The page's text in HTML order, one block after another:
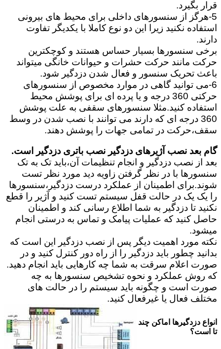
قرار بگیرد.
5-هرگز از سنسورهای داخلی برای محیط های بیرونی
استفاده نکنید زیرا این دو نوع کاملا با یکدیگر تفاوت
دارند.
برخی سنسورها بسیار حساس هستند و کوچکترین
حرکت مانند حرکت حشرات و حیوانات خانگی میتواند
باعث تحریک سنسور و فعال شدن دزدگیر شود.
6-می توانید گاهی در موارد مخصوص از سنسورهای
حرکتی 360 درجه و یا پرده ای برای پوشش محیط
استفاده کنید.مثلا سنسورهای سقفی به علت پوشش
360 درجه ای که دارند می توانند با نصب شدن در وسط
سقف،حرکت در تمامی جهات را پوشش دهند.
گام بعد نصب آژیرهای دزدگیر نصب باتری دزدگیر است.
بعد از نصب دزدگیر و انجام تنظیمات آن،باید تک به تک
سنسورها با در نظر گرفتن زاویه دید مورد نظر تست
شوند.برای اطمینان از عملکرد درست دزدگیر،سنسورها
را یک یک در حالت قفل سیستم تست کنید و آژیر را قطع
نکنید تا دزدگیر به شما اطلاع رسانی کند و اطمینان
حاصل کنید که عملیات پیامک و تماس به درستی انجام
میشود.
نکته مورد اهمیت دیگر پس از نصب دزدگیر این است که
بدانید چطور باید دزدگیر را از راه دور کنترل کنید و در
صورت اعلام سرقت به شما چه کارهایی باید انجام دهید.
که روش عملکرد و نحوه تشخیص سنسورها به چه
صورت است و چگونه باید سیستم را در حالت های
مختلف فعال یا غیرفعال کنید.
انواع دزدگیرها اماکن چند
تا است؟